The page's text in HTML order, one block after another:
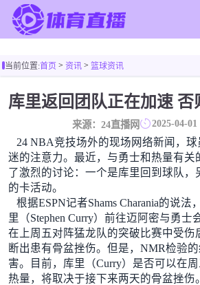
足球直播
篮球直播
足球录像
足球新闻
篮球新闻
当前位置:首页> 资讯 > 篮球资讯
来源：24直播网 2025-04-
24 NBA竞技场外的现场网络新闻，
迷的注意力。最近，与勇士和热量有关
了激烈的讨论：一个是库里回到球队，
的卡活动。
根据ESPN记者Shams Charania的说法
里（Stephen Curry）前往迈阿密与勇士
在上周五对阵猛龙队的突破比赛中受伤
断出患有骨盆挫伤。但是，NMR检验
害。目前，库里（Curry）是否可以在
热量，将取决于接下来两天的骨盆挫伤